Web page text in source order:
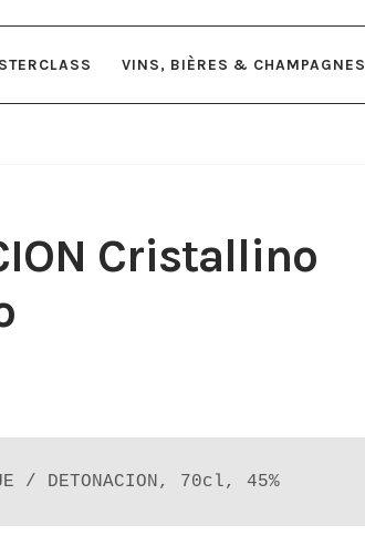
VINS, BIÈRES & CHAMPAGNES
Cristallino
/ DETONACION, 70cl, 45%